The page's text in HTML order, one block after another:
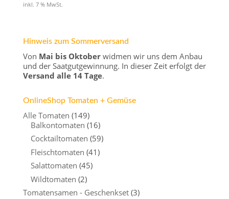
inkl. 7 % MwSt.
Hinweis zum Sommerversand
Von Mai bis Oktoberwidmen wir uns dem Anbau
und der Saatgutgewinnung. In dieser Zeit erfolgt der
Versand alle 14 Tage.
OnlineShop Tomaten + Gemüse
Alle Tomaten (149)
Balkontomaten (16)
Cocktailtomaten (59)
Fleischtomaten (41)
Salattomaten (45)
Wildtomaten (2)
Tomatensamen - Geschenkset (3)